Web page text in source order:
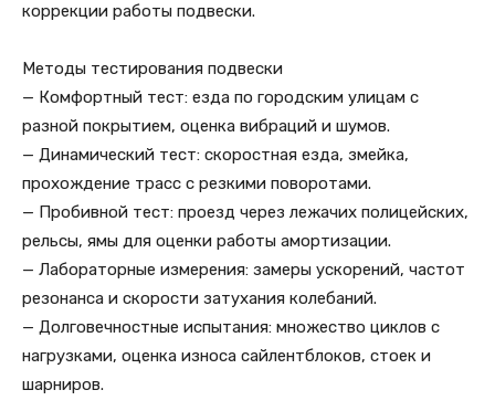
коррекции работы подвески.
Методы тестирования подвески
— Комфортный тест: езда по городским улицам с
разной покрытием, оценка вибраций и шумов.
— Динамический тест: скоростная езда, змейка,
прохождение трасс с резкими поворотами.
— Пробивной тест: проезд через лежачих полицейских,
рельсы, ямы для оценки работы амортизации.
— Лабораторные измерения: замеры ускорений, частот
резонанса и скорости затухания колебаний.
— Долговечностные испытания: множество циклов с
нагрузками, оценка износа сайлентблоков, стоек и
шарниров.